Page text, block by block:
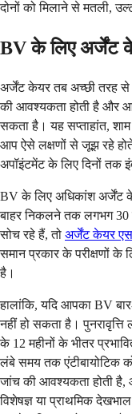
दोनों को मिलाने से मतली,
BV के लिए अर्जेंट
अर्जेंट केयर तब अच्छी तरह से
की आवश्यकता होती है और
सकता है। यह सप्ताहांत,
आप ऐसे लक्षणों से जूझ रहे
अपॉइंटमेंट के लिए दिनों तक
BV के लिए अधिकांश अर्जेंट
बाहर निकलने तक लगभग 30
सोच रहे हैं, तो अर्जेंट केयर
समान प्रकार के परीक्षणों के
है।
हालांकि, यदि आपका BV
नहीं हो सकता है।
के 12 महीनों के भीतर
लंबे समय तक एंटीबायोटिक
जांच की आवश्यकता होती
विशेषज्ञ या प्राथमिक देखभाल